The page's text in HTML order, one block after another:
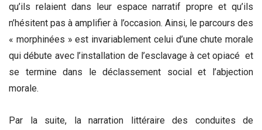
qu’ils relaient dans leur espace narratif propre et qu’ils
n’hésitent pas à amplifier à l’occasion. Ainsi, le parcours des
« morphinées » est invariablement celui d’une chute morale
qui débute avec l’installation de l’esclavage à cet opiacé et
se termine dans le déclassement social et l’abjection
morale.
Par la suite, la narration littéraire des conduites de